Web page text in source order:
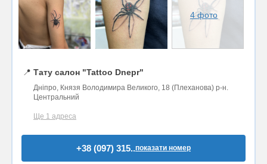
4 фото
📍 Тату салон "Tattoo Dnepr"
Дніпро, Князя Володимира Великого, 18 (Плеханова) р-н.
Центральний
Ще 1 адреса
+38 (097) 315..показати номер